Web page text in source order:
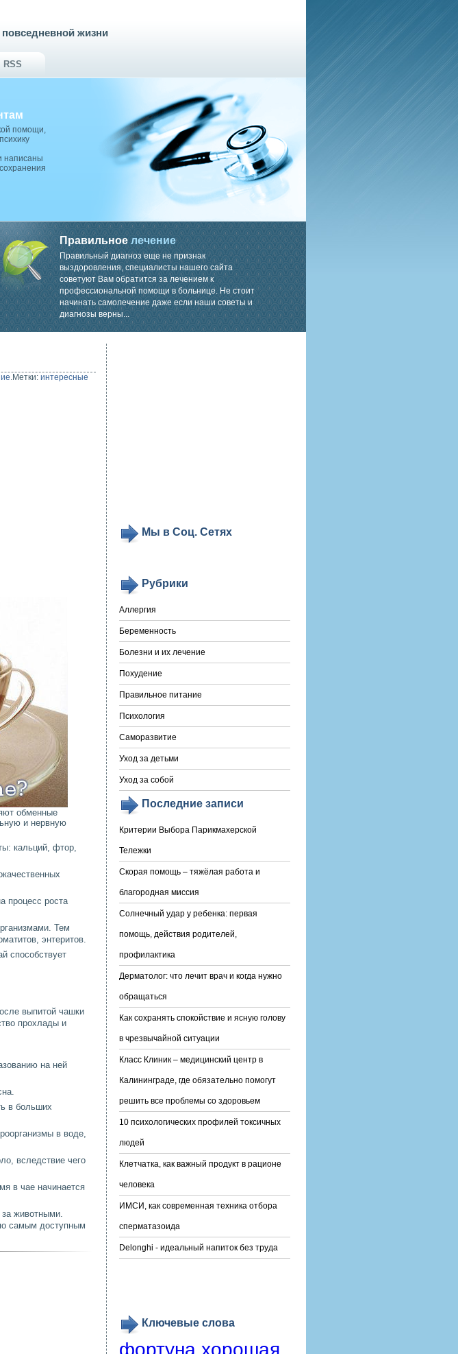
жизни
RSS
помощи,
написаны
Правильное лечение
Правильный диагноз еще не признак
выздоровления, специалисты нашего сайта
советуют Вам обратится за лечением к
профессиональной помощи в больнице. Не стоит
начинать самолечение даже если наши советы и
диагнозы верны...
.Метки: интересные
обменные
и нервную
кальций, фтор,
процесс роста
Тем
энтеритов.
способствует
выпитой чашки
прохлады и
на ней
в больших
в воде,
вследствие чего
в чае начинается
за животными.
самым доступным
Мы в Соц. Сетях
Рубрики
Аллергия
Беременность
Болезни и их лечение
Похудение
Правильное питание
Психология
Саморазвитие
Уход за детьми
Уход за собой
Последние записи
Критерии Выбора Парикмахерской
Тележки
Скорая помощь – тяжёлая работа и
благородная миссия
Солнечный удар у ребенка: первая
помощь, действия родителей,
профилактика
Дерматолог: что лечит врач и когда нужно
обращаться
Как сохранять спокойствие и ясную голову
в чрезвычайной ситуации
Класс Клиник – медицинский центр в
Калининграде, где обязательно помогут
решить все проблемы со здоровьем
10 психологических профилей токсичных
людей
Клетчатка, как важный продукт в рационе
человека
ИМСИ, как современная техника отбора
сперматазоида
Delonghi - идеальный напиток без труда
Ключевые слова
фортуна хорошая